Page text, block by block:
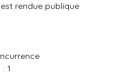
rendue publique
1